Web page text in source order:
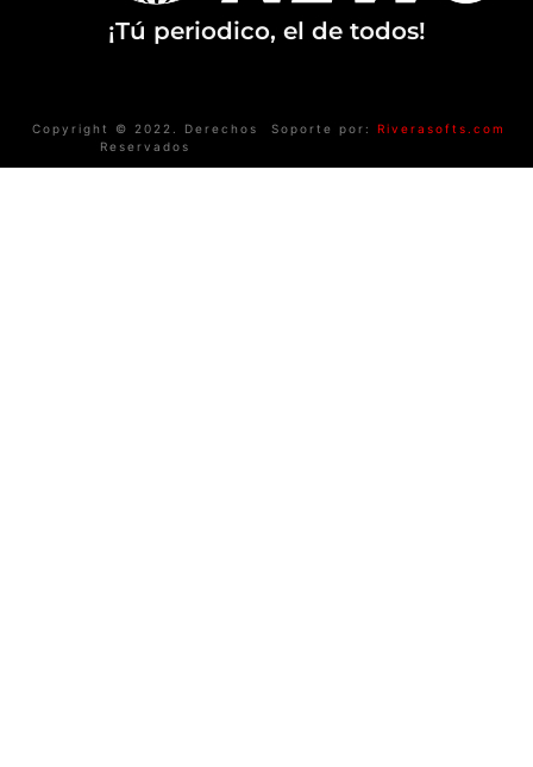
¡Tú periodico, el de todos!
Copyright © 2022. Derechos
Reservados
Soporte por: Riverasofts.com